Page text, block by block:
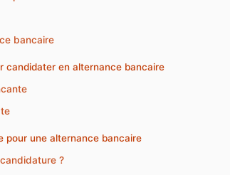
bancaire
candidater en alternance bancaire
pour une alternance bancaire
?